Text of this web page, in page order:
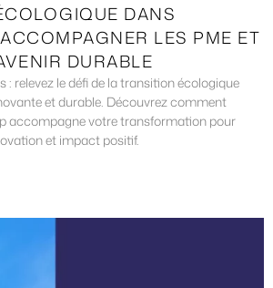
DANS
LES PME ET
DURABLE
: relevez le défi de la transition écologique
et durable. Découvrez comment
accompagne votre transformation pour
et impact positif.